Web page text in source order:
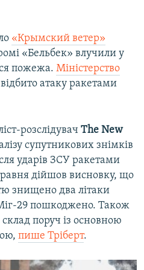
«Крымский ветер»
«Бельбек» влучили у
пожежа. Міністерство
атаку ракетами
розслідувач The New
супутникових знімків
ударів ЗСУ ракетами
дійшов висновку, що
знищено два літаки
29 пошкоджено. Також
поруч із основною
пише Тріберт.